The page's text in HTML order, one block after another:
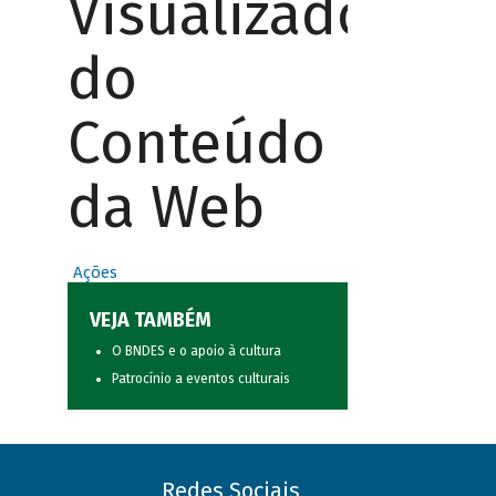
Visualizador
do
Conteúdo
da Web
Ações
VEJA TAMBÉM
O BNDES e o apoio à cultura
Patrocínio a eventos culturais
Redes Sociais